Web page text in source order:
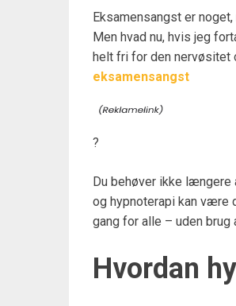
Eksamensangst er
Men hvad nu, hvis jeg
helt fri for den nervøsitet
eksamensangst
?
Du behøver ikke længere
og hypnoterapi kan være
gang for alle – uden
Hvordan